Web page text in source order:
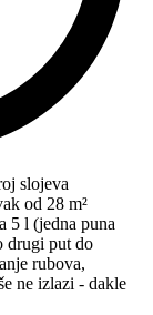
slojeva
od 28 m²
5 l (jedna puna
drugi put do
rubova,
ne izlazi - dakle